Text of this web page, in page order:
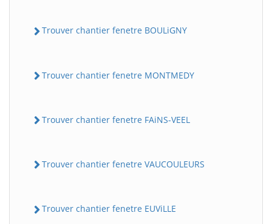
Trouver chantier fenetre BOULiGNY
Trouver chantier fenetre MONTMEDY
Trouver chantier fenetre FAiNS-VEEL
Trouver chantier fenetre VAUCOULEURS
Trouver chantier fenetre EUViLLE